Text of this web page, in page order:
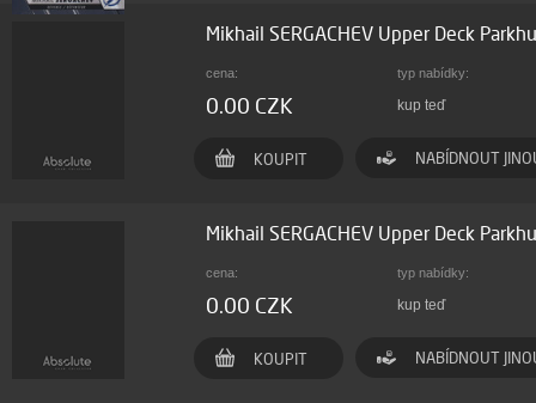
Mikhail SERGACHEV Upper Deck
cena: typ nabídky:
0.00 CZK kup teď
KOUPIT NABÍDNOUT
Mikhail SERGACHEV Upper Deck
cena: typ nabídky:
0.00 CZK kup teď
KOUPIT NABÍDNOUT